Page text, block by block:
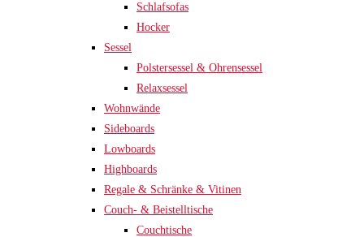
Schlafsofas
Hocker
Sessel
Polstersessel & Ohrensessel
Relaxsessel
Wohnwände
Sideboards
Lowboards
Highboards
Regale & Schränke & Vitinen
Couch- & Beistelltische
Couchtische